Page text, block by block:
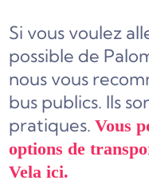
Si vous voulez
possible de
nous vous
bus publics. Ils
pratiques.Vous
options de
Vela ici.